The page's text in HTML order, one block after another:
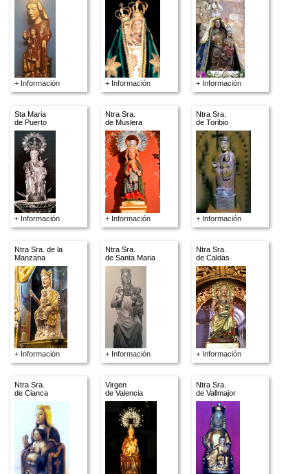
+ Información + Información + Información
Sta Maria
de Puerto
+ Información
Ntra Sra.
de Muslera
+ Información
Ntra Sra.
de Toribio
+ Información
Ntra Sra. de la
Manzana
+ Información
Ntra Sra.
de Santa Maria
+ Información
Ntra Sra.
de Caldas
+ Información
Ntra Sra.
de Cianca
Virgen
de Valencia
Ntra Sra.
de Vallmajor